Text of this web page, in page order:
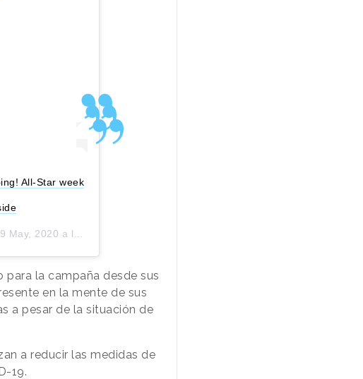
All-Star week
9 May, 2020 a las 5:57 PDT
la campaña desde sus
en la mente de sus
a pesar de la situación de
a reducir las medidas de
19.